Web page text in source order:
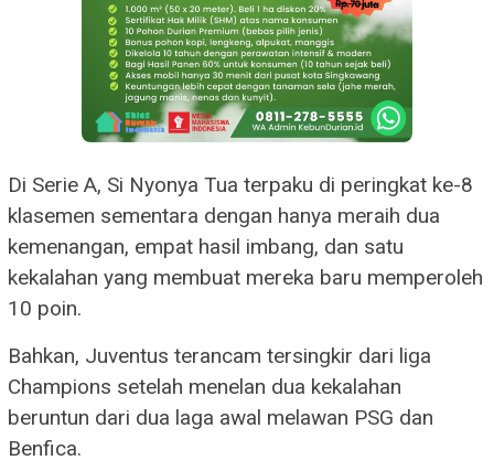
Di Serie A, Si Nyonya Tua terpaku di peringkat ke-8
klasemen sementara dengan hanya meraih dua
kemenangan, empat hasil imbang, dan satu
kekalahan yang membuat mereka baru memperoleh
10 poin.
Bahkan, Juventus terancam tersingkir dari liga
Champions setelah menelan dua kekalahan
beruntun dari dua laga awal melawan PSG dan
Benfica.